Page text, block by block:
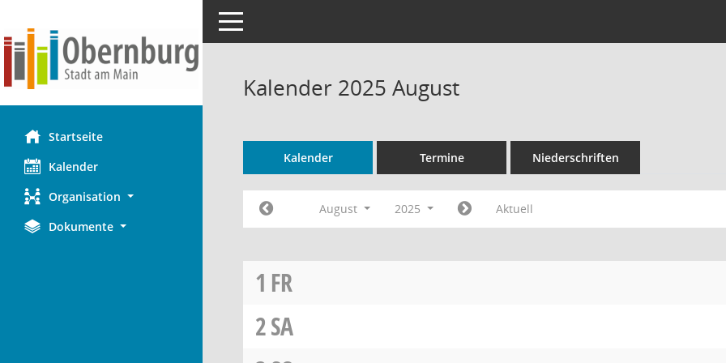
Startseite
Kalender
Organisation
Dokumente
Toggle navigation
Kalender 2025 August
Kalender Termine Niederschriften
August 2025 Aktuell
1 FR
2SA